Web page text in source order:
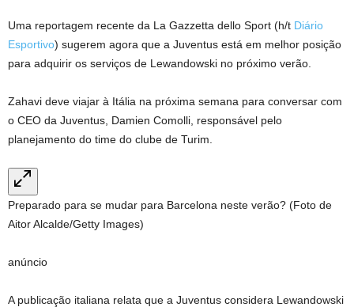
Uma reportagem recente da La Gazzetta dello Sport (h/t Diário
Esportivo) sugerem agora que a Juventus está em melhor posição
para adquirir os serviços de Lewandowski no próximo verão.
Zahavi deve viajar à Itália na próxima semana para conversar com
o CEO da Juventus, Damien Comolli, responsável pelo
planejamento do time do clube de Turim.
Preparado para se mudar para Barcelona neste verão? (Foto de
Aitor Alcalde/Getty Images)
anúncio
A publicação italiana relata que a Juventus considera Lewandowski